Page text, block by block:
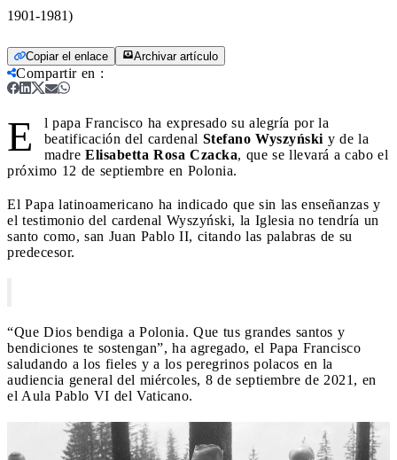
1901-1981)
Copiar el enlace Archivar artículo
Compartir en :
E
l papa Francisco ha expresado su alegría por la
beatificación del cardenal Stefano Wyszyński y de la
madre Elisabetta Rosa Czacka, que se llevará a cabo el
próximo 12 de septiembre en Polonia.
El Papa latinoamericano ha indicado que sin las enseñanzas y
el testimonio del cardenal Wyszyński, la Iglesia no tendría un
santo como, san Juan Pablo II, citando las palabras de su
predecesor.
“Que Dios bendiga a Polonia. Que tus grandes santos y
bendiciones te sostengan”, ha agregado, el Papa Francisco
saludando a los fieles y a los peregrinos polacos en la
audiencia general del miércoles, 8 de septiembre de 2021, en
el Aula Pablo VI del Vaticano.